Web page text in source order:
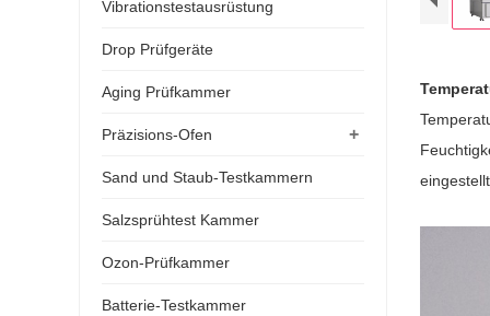
Vibrationstestausrüstung
Drop Prüfgeräte
Aging Prüfkammer
+
Präzisions-Ofen
Sand und Staub-Testkammern
Salzsprühtest Kammer
Ozon-Prüfkammer
Batterie-Testkammer